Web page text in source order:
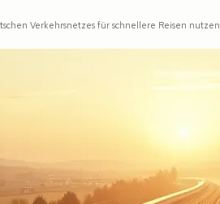
Verkehrsnetzes für schnellere Reisen nutzen